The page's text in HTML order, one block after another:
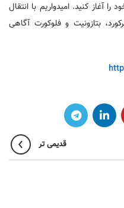
کنید. امیدواریم با انتقال
بتازونیت و فلوکورت آگاهی
قدیمی تر